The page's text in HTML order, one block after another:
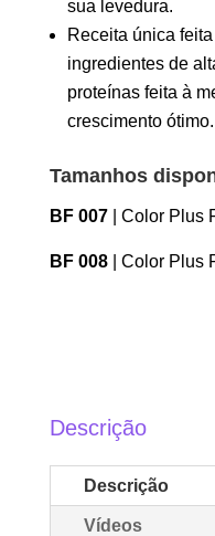
sua levedura.
Receita única
ingredientes de
proteínas feita à
crescimento ótimo.
Tamanhos
BF 007 | Color Plus
BF 008 | Color Plus
Descrição
Descrição
Vídeos